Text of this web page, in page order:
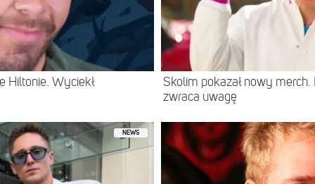
Hiltonie. Wyciekł
Skolim pokazał nowy
zwraca uwagę
NEWS